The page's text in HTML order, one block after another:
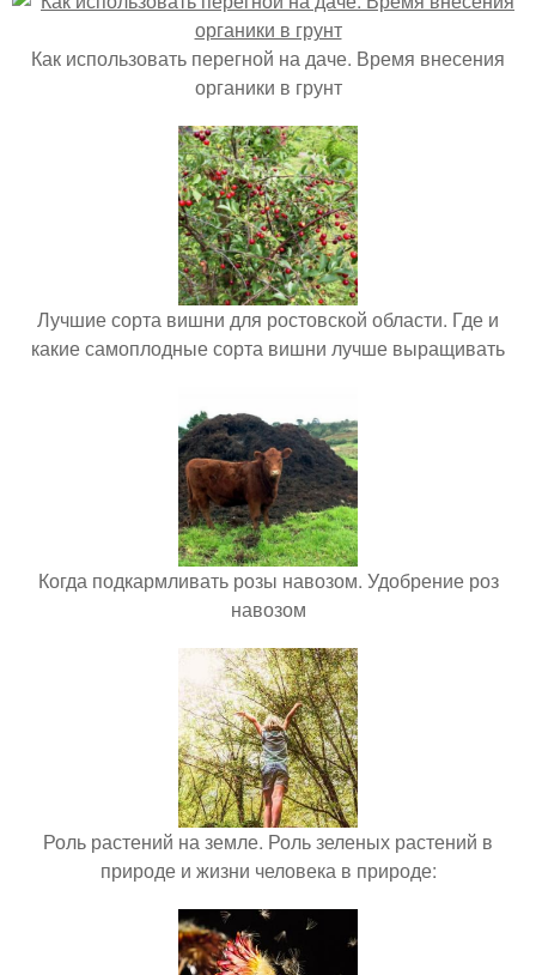
Как использовать перегной на даче. Время внесения
органики в грунт
Лучшие сорта вишни для ростовской области. Где и
какие самоплодные сорта вишни лучше выращивать
Когда подкармливать розы навозом. Удобрение роз
навозом
Роль растений на земле. Роль зеленых растений в
природе и жизни человека в природе: